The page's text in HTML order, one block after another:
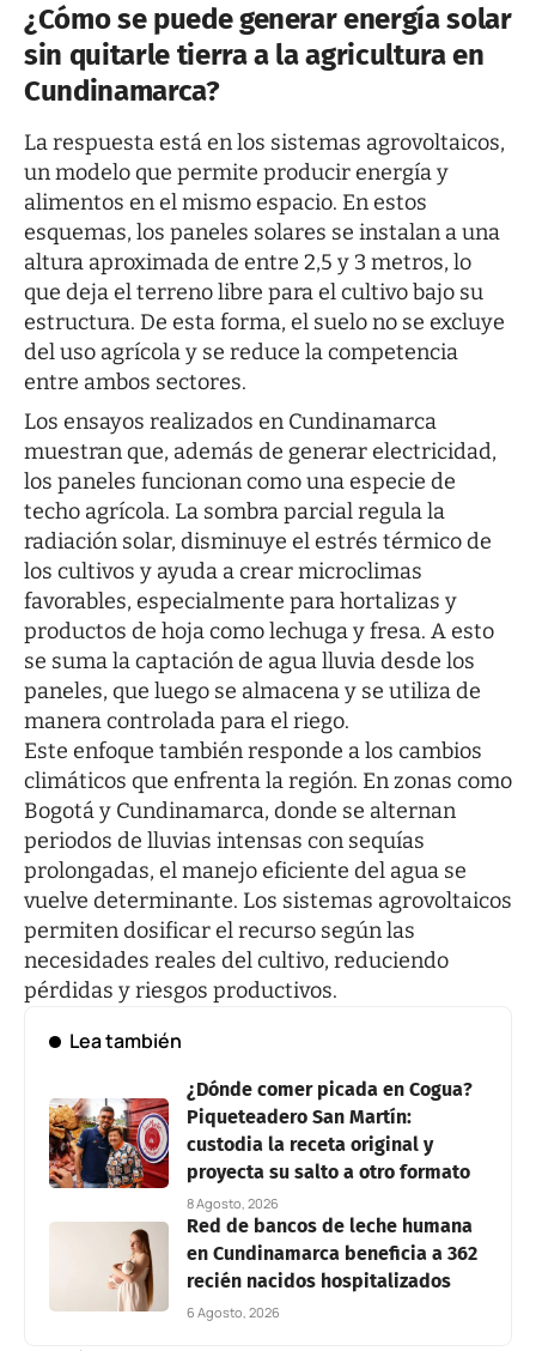
¿Cómo se puede generar energía solar
sin quitarle tierra a la agricultura en
Cundinamarca?
La respuesta está en los sistemas agrovoltaicos,
un modelo que permite producir energía y
alimentos en el mismo espacio. En estos
esquemas, los paneles solares se instalan a una
altura aproximada de entre 2,5 y 3 metros, lo
que deja el terreno libre para el cultivo bajo su
estructura. De esta forma, el suelo no se excluye
del uso agrícola y se reduce la competencia
entre ambos sectores.
Los ensayos realizados en Cundinamarca
muestran que, además de generar electricidad,
los paneles funcionan como una especie de
techo agrícola. La sombra parcial regula la
radiación solar, disminuye el estrés térmico de
los cultivos y ayuda a crear microclimas
favorables, especialmente para hortalizas y
productos de hoja como lechuga y fresa. A esto
se suma la captación de agua lluvia desde los
paneles, que luego se almacena y se utiliza de
manera controlada para el riego.
Este enfoque también responde a los cambios
climáticos que enfrenta la región. En zonas como
Bogotá y Cundinamarca, donde se alternan
periodos de lluvias intensas con sequías
prolongadas, el manejo eficiente del agua se
vuelve determinante. Los sistemas agrovoltaicos
permiten dosificar el recurso según las
necesidades reales del cultivo, reduciendo
pérdidas y riesgos productivos.
Lea también
¿Dónde comer picada en Cogua?
Piqueteadero San Martín:
custodia la receta original y
proyecta su salto a otro formato
8 Agosto, 2026
Red de bancos de leche humana
en Cundinamarca beneficia a 362
recién nacidos hospitalizados
6 Agosto, 2026